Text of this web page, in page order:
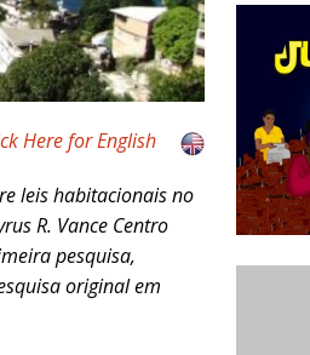
Here for English
leis habitacionais no
R. Vance Centro
pesquisa,
original em